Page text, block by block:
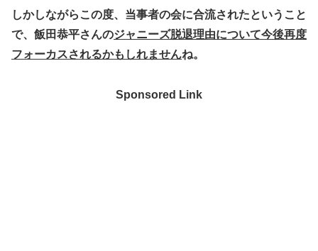
しかしながらこの度、当事者の会に合流されたということ
で、飯田恭平さんのジャニーズ脱退理由について今後再度
フォーカスされるかもしれませんね。
Sponsored Link